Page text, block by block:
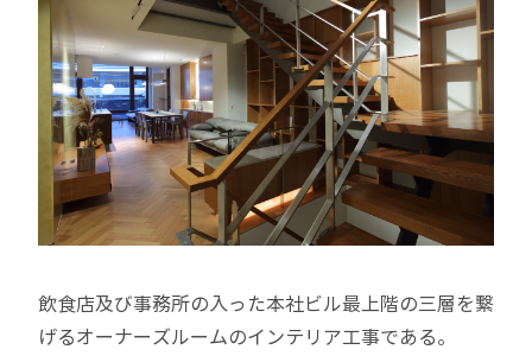
飲食店及び事務所の入った本社ビル最上階の三層を繋
げるオーナーズルームのインテリア工事である。